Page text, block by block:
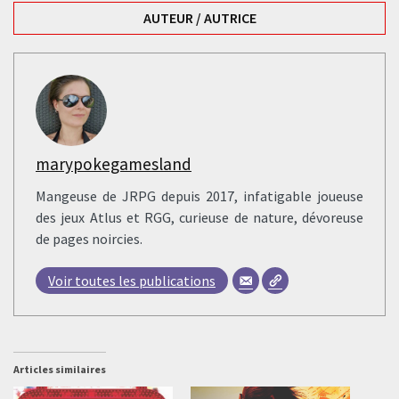
AUTEUR / AUTRICE
marypokegamesland
Mangeuse de JRPG depuis 2017, infatigable joueuse
des jeux Atlus et RGG, curieuse de nature, dévoreuse
de pages noircies.
Voir toutes les publications
Articles similaires